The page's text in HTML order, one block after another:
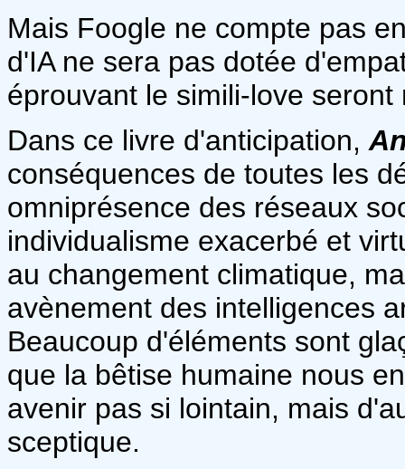
Mais Foogle ne compte pas
d'IA ne sera pas dotée
éprouvant le simili-love seront
Dans ce livre d'anticipation,
conséquences de toutes les
omniprésence des réseaux
individualisme exacerbé et
au changement climatique,
avènement des intelligences
Beaucoup d'éléments sont
que la bêtise humaine nous
avenir pas si lointain, mais
sceptique.